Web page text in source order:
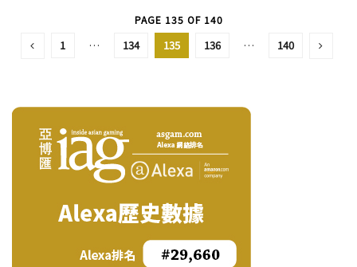
PAGE 135 OF 140
1 … 134 135 136 … 140